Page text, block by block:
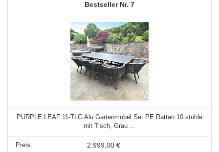
7
PURPLE LEAF 11-TLG Alu Gartenmöbel Set PE Rattan 10 stühle
mit Tisch, Grau ...
2.999,00 €